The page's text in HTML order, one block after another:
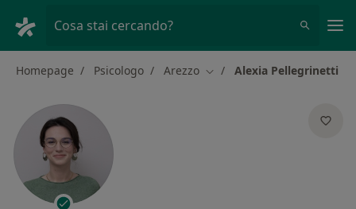
Cosa stai cercando?
Homepage Psicologo Arezzo Cambia città
Alexia Pellegrinetti